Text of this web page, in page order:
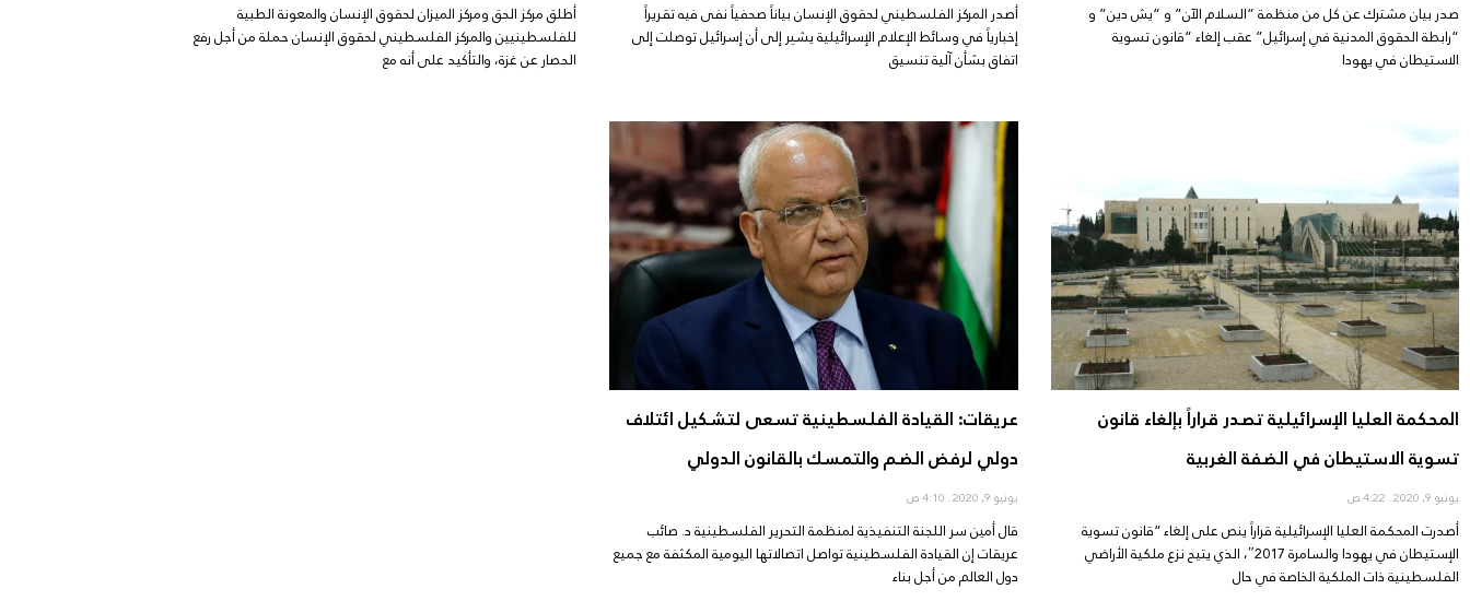
صدر بيان مشترك عن كل من منظمة “السلام الآن” و “يش دين” و
“رابطة الحقوق المدنية في إسرائيل” عقب إلغاء “قانون تسوية
الاستيطان في يهودا
أصدر المركز الفلسطيني لحقوق الإنسان بياناً صحفياً نفى فيه تقريراً
إخبارياً في وسائط الإعلام الإسرائيلية يشير إلى أن إسرائيل توصلت إلى
اتفاق بشأن آلية تنسيق
أطلق مركز الحق ومركز الميزان لحقوق الإنسان والمعونة الطبية
للفلسطينيين والمركز الفلسطيني لحقوق الإنسان حملة من أجل رفع
الحصار عن غزة، والتأكيد على أنه مع
المحكمة العليا الإسرائيلية تصدر قراراً بإلغاء قانون
تسوية الاستيطان في الضفة الغربية
يونيو 9, 2020
أصدرت المحكمة العليا الإسرائيلية قراراً ينص على إلغاء “قانون تسوية
الإستيطان في يهودا والسامرة 2017″، الذي يتيح نزع ملكية الأراضي
الفلسطينية ذات الملكية الخاصة في حال
عريقات: القيادة الفلسطينية تسعى لتشكيل ائتلاف
دولي لرفض الضم والتمسك بالقانون الدولي
يونيو 9, 2020
قال أمين سر اللجنة التنفيذية لمنظمة التحرير الفلسطينية د. صائب
عريقات إن القيادة الفلسطينية تواصل اتصالاتها اليومية المكثفة مع جميع
دول العالم من أجل بناء